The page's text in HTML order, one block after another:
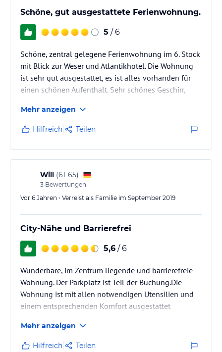
Schöne, gut ausgestattete Ferienwohnung.
5 / 6
Schöne, zentral gelegene Ferienwohnung im 6. Stock
mit Blick zur Weser und Atlantikhotel. Die Wohnung
ist sehr gut ausgestattet, es ist alles vorhanden für
einen schönen Aufenthalt. Sehr schönes Geschirr,
zusammen gewürfelt. Man hat bei der Ausstattung
wirklich an alles gedacht, um den Aufenthalt so
schön und angenehm wie möglich zu machen.
Lediglich die Couchgarnitur ist auf Dauer ein wenig
unbequem, da schon recht durch gesessen. Wir waren
zu viert über…
Mehr anzeigen
Hilfreich Teilen
Will (61-65)
3 Bewertungen
Vor 6 Jahren • Verreist als Familie im September 2019
City-Nähe und Barrierefrei
5,6 / 6
Wunderbare, im Zentrum liegende und barrierefreie
Wohnung. Der Parkplatz ist Teil der Buchung.Die
Wohnung ist mit allen notwendigen Utensilien und
einem entsprechenden Komfort ausgestattet
Mehr anzeigen
Hilfreich Teilen